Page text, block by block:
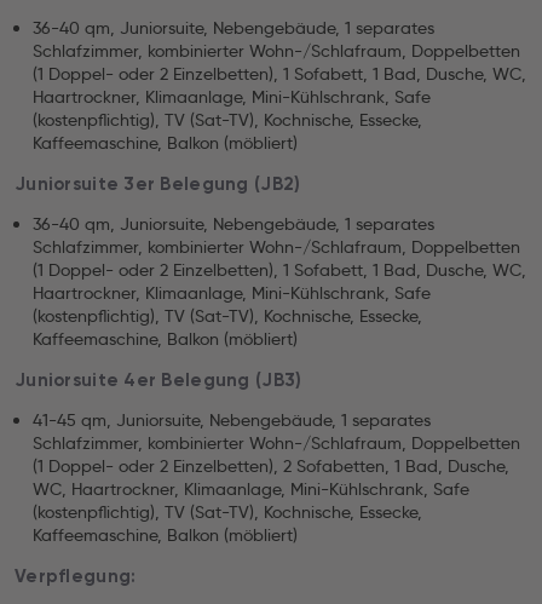
36-40 qm, Juniorsuite, Nebengebäude, 1 separates
Schlafzimmer, kombinierter Wohn-/Schlafraum, Doppelbetten
(1 Doppel- oder 2 Einzelbetten), 1 Sofabett, 1 Bad, Dusche, WC,
Haartrockner, Klimaanlage, Mini-Kühlschrank, Safe
(kostenpflichtig), TV (Sat-TV), Kochnische, Essecke,
Kaffeemaschine, Balkon (möbliert)
Juniorsuite 3er Belegung (JB2)
36-40 qm, Juniorsuite, Nebengebäude, 1 separates
Schlafzimmer, kombinierter Wohn-/Schlafraum, Doppelbetten
(1 Doppel- oder 2 Einzelbetten), 1 Sofabett, 1 Bad, Dusche, WC,
Haartrockner, Klimaanlage, Mini-Kühlschrank, Safe
(kostenpflichtig), TV (Sat-TV), Kochnische, Essecke,
Kaffeemaschine, Balkon (möbliert)
Juniorsuite 4er Belegung (JB3)
41-45 qm, Juniorsuite, Nebengebäude, 1 separates
Schlafzimmer, kombinierter Wohn-/Schlafraum, Doppelbetten
(1 Doppel- oder 2 Einzelbetten), 2 Sofabetten, 1 Bad, Dusche,
WC, Haartrockner, Klimaanlage, Mini-Kühlschrank, Safe
(kostenpflichtig), TV (Sat-TV), Kochnische, Essecke,
Kaffeemaschine, Balkon (möbliert)
Verpflegung: